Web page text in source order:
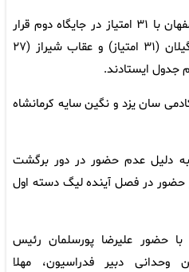
تیم‌های فولاد مبارکه سپاهان اصفهان با ۳۱ امتیاز در جایگاه دوم قرار
گرفت و تیم‌های قهوه بن مانو گیلان (۳۱ امتیاز) و عقاب شیراز (۲۷
جدول ایستادند.
سان یزد و نگین سایه کرمانشاه
دلیل عدم حضور در دور برگشت
حضور در فصل آینده لیگ دسته اول
با حضور علیرضا پورسلمان رئیس
دبیر فدراسیون، مهلا